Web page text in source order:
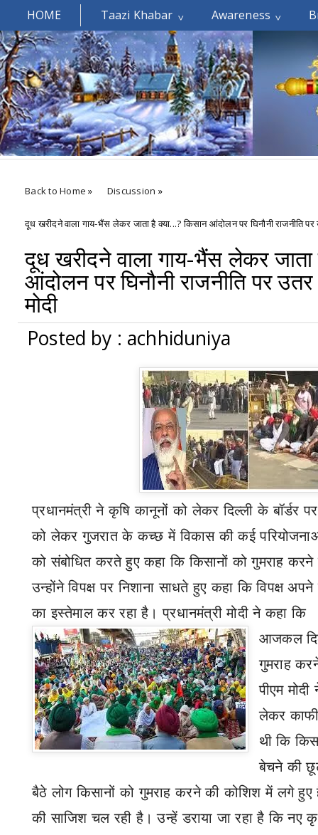
HOME Taazi Khabar Awareness
Welcomes You.....
Back to Home » Discussion »
दूध खरीदने वाला गाय-भैंस लेकर जाता है क्या...? किसान आंदोलन पर घिनौनी राजनीति पर
दूध खरीदने वाला गाय-भैंस लेकर
आंदोलन पर घिनौनी राजनीति पर उतर
मोदी
Posted by : achhiduniya
प्रधानमंत्री ने कृषि कानूनों को लेकर दिल्ली के बॉर्डर
को लेकर गुजरात के कच्छ में विकास की कई
को संबोधित करते हुए कहा कि किसानों को गुमराह
उन्होंने विपक्ष पर निशाना साधते हुए कहा कि विपक्ष
का इस्तेमाल कर रहा है। प्रधानमंत्री मोदी ने कहा कि
आजकल
गुमराह
पीएम
लेकर
थी कि
बेचने की
बैठे लोग किसानों को गुमराह करने की कोशिश में लगे
की साजिश चल रही है। उन्हें डराया जा रहा है कि नए